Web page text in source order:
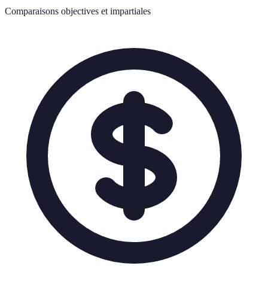
Comparaisons objectives et impartiales